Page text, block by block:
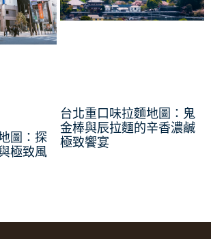
圖：探
極致風
台北重口味拉麵地圖：鬼
金棒與辰拉麵的辛香濃鹹
極致饗宴